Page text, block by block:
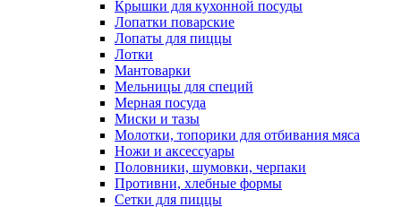
Картофелемялки, толкушки, веселки
Кастрюли, котлы и сотейники
Консервные ножи
Контейнеры для столовых приборов
Пищевые контейнеры, ланч-боксы
Кружки из нержавеющей стали
Крышки для кухонной посуды
Лопатки поварские
Лопаты для пиццы
Лотки
Мантоварки
Мельницы для специй
Мерная посуда